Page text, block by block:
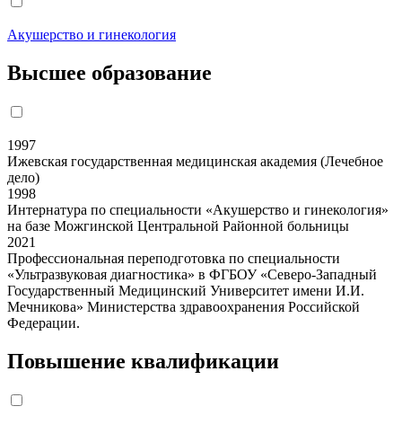
Акушерство и гинекология
Высшее образование
1997
Ижевская государственная медицинская академия (Лечебное
дело)
1998
Интернатура по специальности «Акушерство и гинекология»
на базе Можгинской Центральной Районной больницы
2021
Профессиональная переподготовка по специальности
«Ультразвуковая диагностика» в ФГБОУ «Северо-Западный
Государственный Медицинский Университет имени И.И.
Мечникова» Министерства здравоохранения Российской
Федерации.
Повышение квалификации